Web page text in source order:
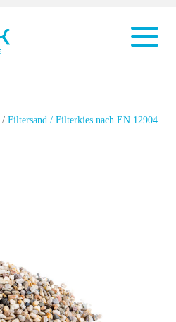
/ Filtersand / Filterkies nach EN 12904